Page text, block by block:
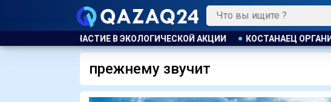
УЧАСТИЕ В ЭКОЛОГИЧЕСКОЙ АКЦИИ КОСТАНАЕЦ ОРГАНИЗОВАЛ
прежнему звучит